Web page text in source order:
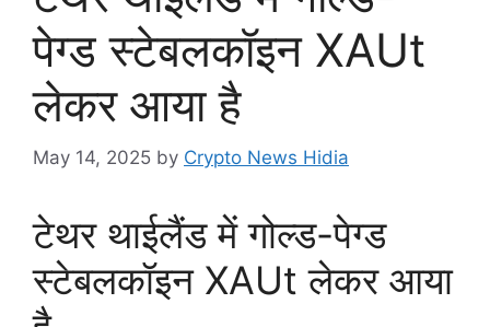
पेग्ड स्टेबलकॉइन XAUt
लेकर आया है
May 14, 2025 by Crypto News Hidia
टेथर थाईलैंड में गोल्ड-पेग्ड
स्टेबलकॉइन XAUt लेकर आया